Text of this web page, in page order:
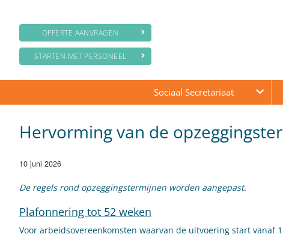
OFFERTE AANVRAGEN
STARTEN MET PERSONEEL
Sociaal Secretariaat
Hervorming van de
10 juni 2026
De regels rond opzeggingstermijnen worden aangepast.
Plafonnering tot 52 weken
Voor arbeidsovereenkomsten waarvan de uitvoering start